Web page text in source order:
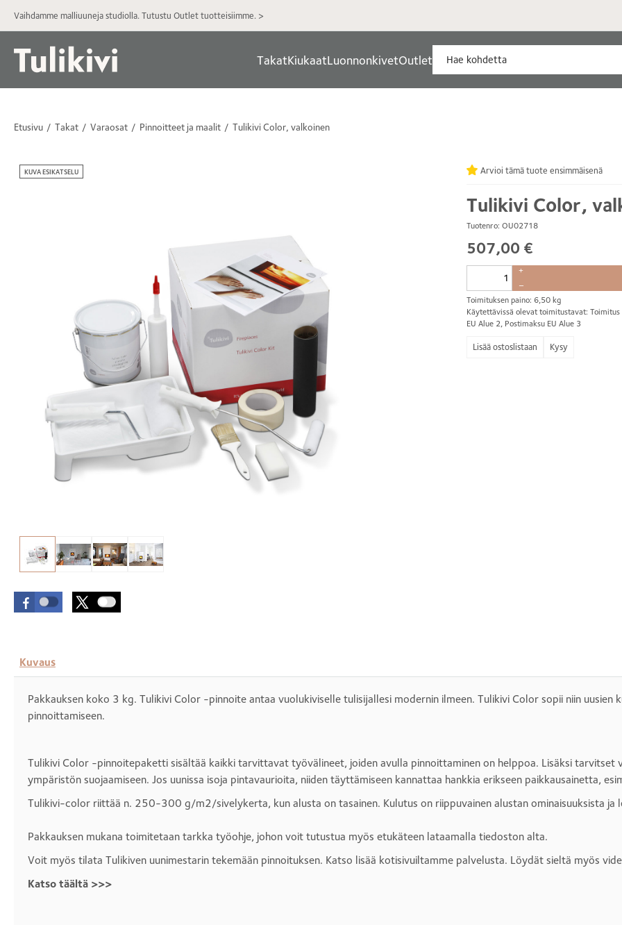
Vaihdamme malliuuneja studiolla. Tutustu Outlet tuotteisiimme. >
TakatKiukaatLuonnonkivetOutlet
Etusivu Takat Varaosat Pinnoitteet ja maalit Tulikivi Color, valkoinen
Tulikivi Color,
Tuotenro: OU02718
Arvioi tämä tuote ensimmäisenä
507,00 €
Toimituksen paino: 6,50 kg
+
–
Käytettävissä olevat toimitustavat:
EU Alue 2, Postimaksu EU Alue 3
Kysy
KUVA ESIKATSELU
Kuvaus
Pakkauksen koko 3 kg. Tulikivi Color -pinnoite antaa vuolukiviselle tulisijallesi modernin ilmeen. Tulikivi Color sopii niin uusien
pinnoittamiseen.
Tulikivi Color -pinnoitepaketti sisältää kaikki tarvittavat työvälineet, joiden avulla pinnoittaminen on helppoa. Lisäksi tarvitset
ympäristön suojaamiseen. Jos uunissa isoja pintavaurioita, niiden täyttämiseen kannattaa hankkia erikseen paikkausainetta,
Tulikivi-color riittää n. 250-300 g/m2/sivelykerta, kun alusta on tasainen. Kulutus on riippuvainen alustan ominaisuuksista ja
Pakkauksen mukana toimitetaan tarkka työohje, johon voit tutustua myös etukäteen lataamalla tiedoston alta.
Voit myös tilata Tulikiven uunimestarin tekemään pinnoituksen. Katso lisää kotisivuiltamme palvelusta. Löydät sieltä myös
Katso täältä >>>